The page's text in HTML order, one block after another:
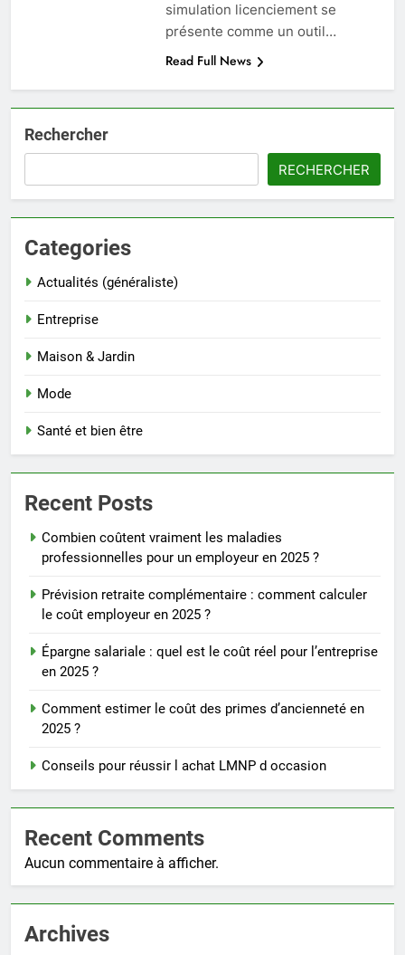
simulation licenciement se
présente comme un outil…
Read Full News
Rechercher
RECHERCHER
Categories
Actualités (généraliste)
Entreprise
Maison & Jardin
Mode
Santé et bien être
Recent Posts
Combien coûtent vraiment les maladies
professionnelles pour un employeur en 2025 ?
Prévision retraite complémentaire : comment calculer
le coût employeur en 2025 ?
Épargne salariale : quel est le coût réel pour l’entreprise
en 2025 ?
Comment estimer le coût des primes d’ancienneté en
2025 ?
Conseils pour réussir l achat LMNP d occasion
Recent Comments
Aucun commentaire à afficher.
Archives